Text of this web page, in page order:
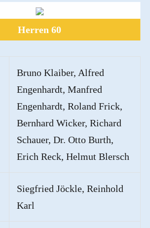
Herren 60
Bruno Klaiber, Alfred
Engenhardt, Manfred
Engenhardt, Roland Frick,
Bernhard Wicker, Richard
Schauer, Dr. Otto Burth,
Erich Reck, Helmut Blersch
Siegfried Jöckle, Reinhold
Karl